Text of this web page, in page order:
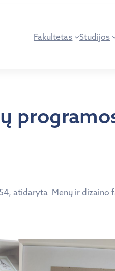
Fakultetas Studijos
atidaryta Menų ir